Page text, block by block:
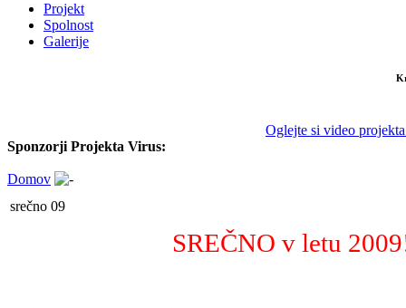
Projekt
Spolnost
Galerije
Oglejte si video
Sponzorji Projekta Virus:
Domov
srečno 09
SREČNO v letu